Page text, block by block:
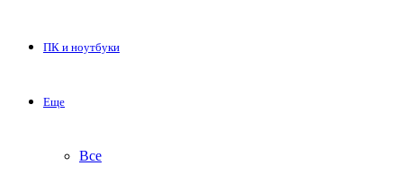
ПК и ноутбуки
Еще
Все